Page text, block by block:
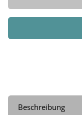
Beschreibung